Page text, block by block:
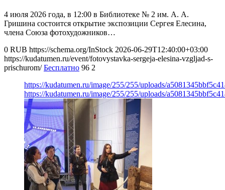
4 июля 2026 года, в 12:00 в Библиотеке № 2 им. А. А.
Гришина состоится открытие экспозиции Сергея Елесина,
члена Союза фотохудожников…
0 RUB https://schema.org/InStock 2026-06-29T12:40:00+03:00
https://kudatumen.ru/event/fotovystavka-sergeja-elesina-vzgljad-s-
prischurom/ Бесплатно 96 2
https://kudatumen.ru/image/255/255/uploads/
https://kudatumen.ru/image/255/255/uploads/